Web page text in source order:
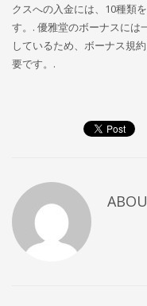
クスへの入金には、10種類
す。. 優雅堂のボーナスには
しているため、ボーナス規
要です。.